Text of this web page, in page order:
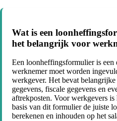
Wat is een
het belangrijk voor
Een loonheffingsformulier is een
werknemer moet worden
werkgever. Het bevat
gegevens, fiscale gegevens en
aftrekposten. Voor werkgevers
basis van dit formulier de juiste
berekenen en inhouden op het